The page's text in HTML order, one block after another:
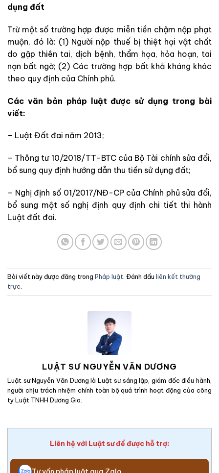
dụng đất
Trừ một số trường hợp được miễn tiền chậm nộp phạt
muộn, đó là: (1) Người nộp thuế bị thiệt hại vật chất
do gặp thiên tai, dịch bệnh, thẩm họa, hỏa hoạn, tai
nạn bất ngờ; (2) Các trường hợp bất khả kháng khác
theo quy định của Chính phủ.
Các văn bản pháp luật được sử dụng trong bài
viết:
– Luật Đất đai năm 2013;
– Thông tư 10/2018/TT-BTC của Bộ Tài chính sửa đổi,
bổ sung quy định hướng dẫn thu tiền sử dụng đất;
– Nghị định số 01/2017/NĐ-CP của Chính phủ sửa đổi,
bổ sung một số nghị định quy định chi tiết thi hành
Luật đất đai.
Bài viết này được đăng trong Pháp luật. Đánh dấu liên kết thường
trực.
LUẬT SƯ NGUYỄN VĂN DƯƠNG
Luật sư Nguyễn Văn Dương là Luật sư sáng lập, giám đốc điều hành,
người chịu trách nhiệm chính toàn bộ quá trình hoạt động của công
ty Luật TNHH Dương Gia.
Liên hệ với Luật sư để được hỗ trợ: